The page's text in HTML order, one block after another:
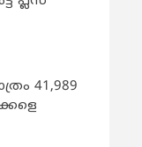
41,989